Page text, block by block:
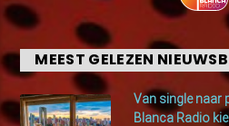
MEEST GELEZEN
Van single naar
Blanca Radio